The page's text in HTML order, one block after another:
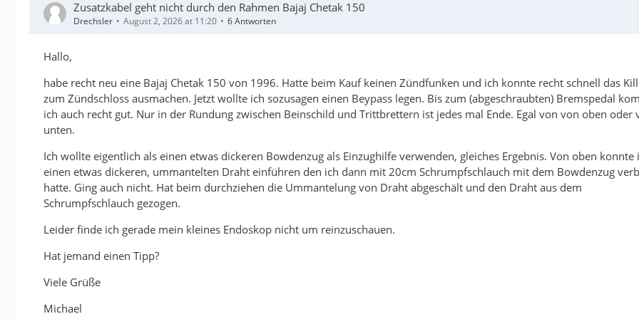
Zusatzkabel geht nicht durch den Rahmen Bajaj Chetak 150
Drechsler August 2, 2026 at 11:20 6 Antworten
Hallo,
habe recht neu eine Bajaj Chetak 150 von 1996. Hatte beim Kauf keinen Zündfunken und ich konnte recht schnell das
zum Zündschloss ausmachen. Jetzt wollte ich sozusagen einen Beypass legen. Bis zum (abgeschraubten) Bremspedal
ich auch recht gut. Nur in der Rundung zwischen Beinschild und Trittbrettern ist jedes mal Ende. Egal von von oben oder
unten.
Ich wollte eigentlich als einen etwas dickeren Bowdenzug als Einzughilfe verwenden, gleiches Ergebnis. Von oben konnte
einen etwas dickeren, ummantelten Draht einführen den ich dann mit 20cm Schrumpfschlauch mit dem Bowdenzug
hatte. Ging auch nicht. Hat beim durchziehen die Ummantelung von Draht abgeschält und den Draht aus dem
Schrumpfschlauch gezogen.
Leider finde ich gerade mein kleines Endoskop nicht um reinzuschauen.
Hat jemand einen Tipp?
Viele Grüße
Michael